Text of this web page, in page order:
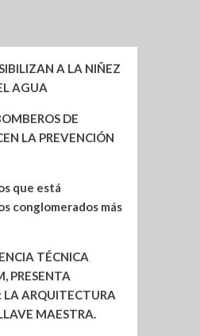
A LA NIÑEZ
AGUA
DE
LA PREVENCIÓN
que está
conglomerados más
TÉCNICA
PRESENTA
LA ARQUITECTURA
MAESTRA.